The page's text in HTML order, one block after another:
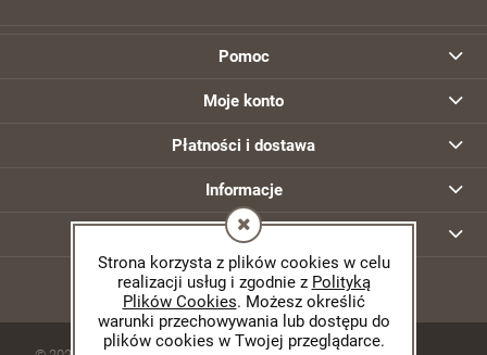
Strona korzysta z plików cookies w celu
realizacji usług i zgodnie z Polityką
Plików Cookies. Możesz określić
warunki przechowywania lub dostępu do
plików cookies w Twojej przeglądarce.
Karabin samopowtarzalny AR15 IWI ZION
DO KOSZYKA
Pomoc
Moje konto
Płatności i dostawa
Informacje
O nas